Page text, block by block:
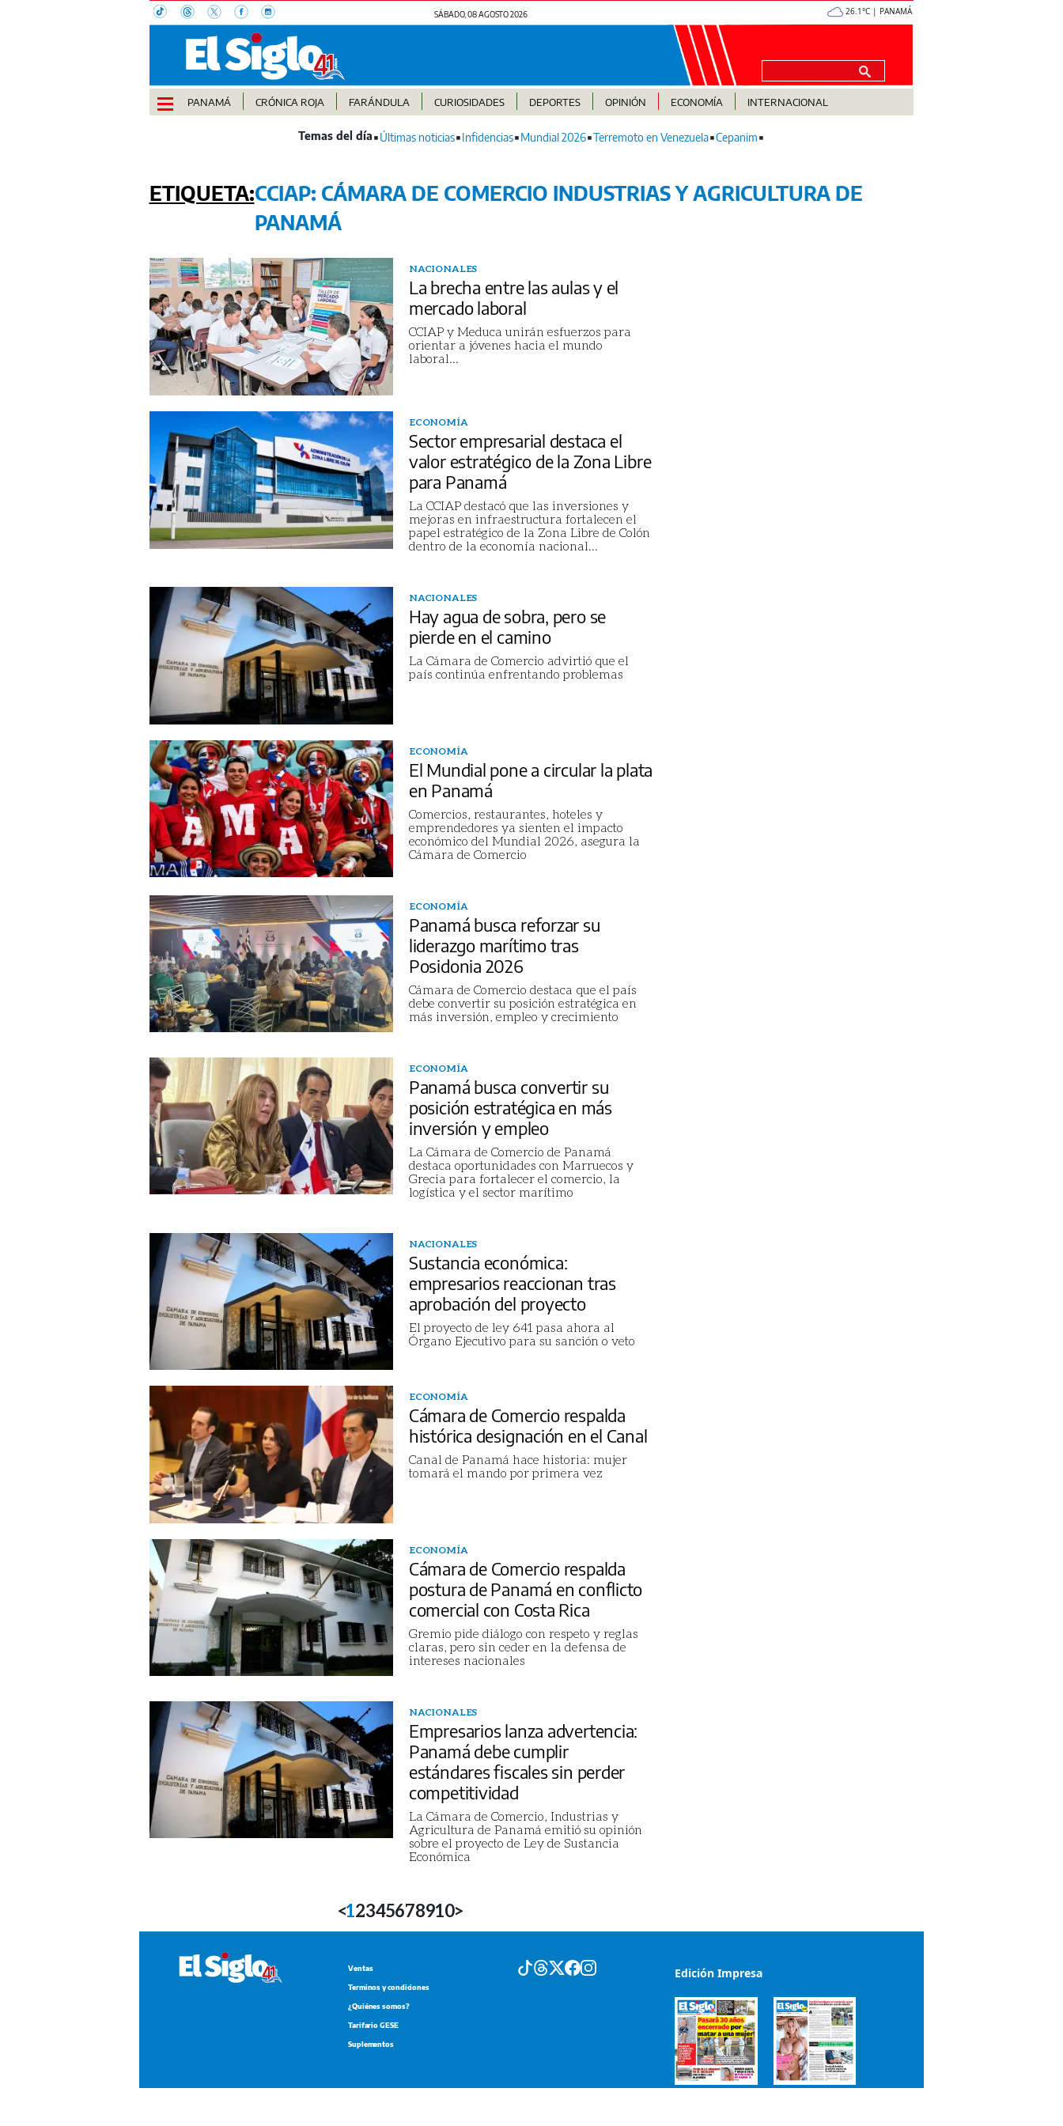
SÁBADO, 08 AGOSTO 2026 26.1°C | PANAMÁ
PANAMÁ CRÓNICA ROJA FARÁNDULA CURIOSIDADES DEPORTES OPINIÓN ECONOMÍA INTERNACIONAL
Últimas noticias Infidencias Mundial 2026 Terremoto en Venezuela Cepanim
CCIAP: CÁMARA DE COMERCIO INDUSTRIAS Y AGRICULTURA DE
PANAMÁ
NACIONALES
La brecha entre las aulas y el
mercado laboral
CCIAP y Meduca unirán esfuerzos para
orientar a jóvenes hacia el mundo
laboral...
ECONOMÍA
Sector empresarial destaca el
valor estratégico de la Zona Libre
para Panamá
La CCIAP destacó que las inversiones y
mejoras en infraestructura fortalecen el
papel estratégico de la Zona Libre de Colón
dentro de la economía nacional...
NACIONALES
Hay agua de sobra, pero se
pierde en el camino
La Cámara de Comercio advirtió que el
país continúa enfrentando problemas
ECONOMÍA
El Mundial pone a circular la plata
en Panamá
Comercios, restaurantes, hoteles y
emprendedores ya sienten el impacto
económico del Mundial 2026, asegura la
Cámara de Comercio
ECONOMÍA
Panamá busca reforzar su
liderazgo marítimo tras
Posidonia 2026
Cámara de Comercio destaca que el país
debe convertir su posición estratégica en
más inversión, empleo y crecimiento
ECONOMÍA
Panamá busca convertir su
posición estratégica en más
inversión y empleo
La Cámara de Comercio de Panamá
destaca oportunidades con Marruecos y
Grecia para fortalecer el comercio, la
logística y el sector marítimo
NACIONALES
Sustancia económica:
empresarios reaccionan tras
aprobación del proyecto
El proyecto de ley 641 pasa ahora al
Órgano Ejecutivo para su sanción o veto
ECONOMÍA
Cámara de Comercio respalda
histórica designación en el Canal
Canal de Panamá hace historia: mujer
tomará el mando por primera vez
ECONOMÍA
Cámara de Comercio respalda
postura de Panamá en conflicto
comercial con Costa Rica
Gremio pide diálogo con respeto y reglas
claras, pero sin ceder en la defensa de
intereses nacionales
NACIONALES
Empresarios lanza advertencia:
Panamá debe cumplir
estándares fiscales sin perder
competitividad
La Cámara de Comercio, Industrias y
Agricultura de Panamá emitió su opinión
sobre el proyecto de Ley de Sustancia
Económica
<12345678910>
Ventas
Terminos y condiciones
¿Quiénes somos?
Tarifario GESE
Suplementos
Edición Impresa